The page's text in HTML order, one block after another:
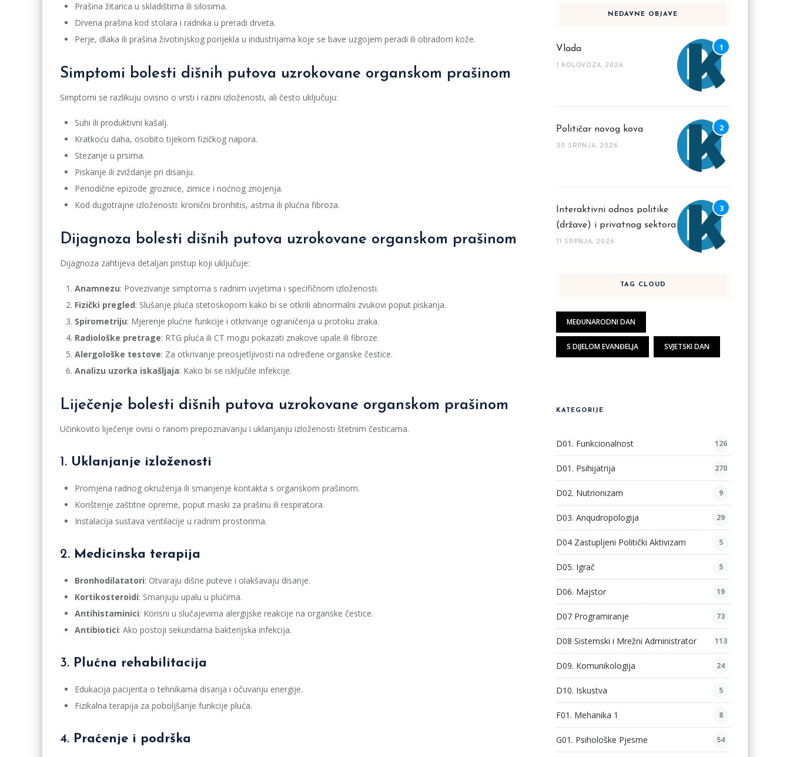
Prašina žitarica u skladištima ili silosima.
Drvena prašina kod stolara i radnika u preradi drveta.
Perje, dlaka ili prašina životinjskog porijekla u industrijama koje se bave uzgojem peradi ili obradom kože.
Simptomi bolesti dišnih putova uzrokovane organskom prašinom
Simptomi se razlikuju ovisno o vrsti i razini izloženosti, ali često uključuju:
Suhi ili produktivni kašalj.
Kratkoću daha, osobito tijekom fizičkog napora.
Stezanje u prsima.
Piskanje ili zviždanje pri disanju.
Periodične epizode groznice, zimice i noćnog znojenja.
Kod dugotrajne izloženosti: kronični bronhitis, astma ili plućna fibroza.
Dijagnoza bolesti dišnih putova uzrokovane organskom prašinom
Dijagnoza zahtijeva detaljan pristup koji uključuje:
Anamnezu: Povezivanje simptoma s radnim uvjetima i specifičnom izloženosti.
Fizički pregled: Slušanje pluća stetoskopom kako bi se otkrili abnormalni zvukovi poput piskanja.
Spirometriju: Mjerenje plućne funkcije i otkrivanje ograničenja u protoku zraka.
Radiološke pretrage: RTG pluća ili CT mogu pokazati znakove upale ili fibroze.
Alergološke testove: Za otkrivanje preosjetljivosti na određene organske čestice.
Analizu uzorka iskašljaja: Kako bi se isključile infekcije.
Liječenje bolesti dišnih putova uzrokovane organskom prašinom
Učinkovito liječenje ovisi o ranom prepoznavanju i uklanjanju izloženosti štetnim česticama.
1. Uklanjanje izloženosti
Promjena radnog okruženja ili smanjenje kontakta s organskom prašinom.
Korištenje zaštitne opreme, poput maski za prašinu ili respiratora.
Instalacija sustava ventilacije u radnim prostorima.
2. Medicinska terapija
Bronhodilatatori: Otvaraju dišne puteve i olakšavaju disanje.
Kortikosteroidi: Smanjuju upalu u plućima.
Antihistaminici: Korisni u slučajevima alergijske reakcije na organske čestice.
Antibiotici: Ako postoji sekundarna bakterijska infekcija.
3. Plućna rehabilitacija
Edukacija pacijenta o tehnikama disanja i očuvanju energije.
Fizikalna terapija za poboljšanje funkcije pluća.
4. Praćenje i podrška
NEDAVNE OBJAVE
Vlada
1 KOLOVOZA, 2026
Političar novog kova
30 SRPNJA, 2026
Interaktivni odnos politike
(države) i privatnog sektora
11 SRPNJA, 2026
TAG CLOUD
MEĐUNARODNI DAN
S DIJELOM EVANĐELJA SVJETSKI DAN
KATEGORIJE
D01. Funkcionalnost 126
D01. Psihijatrija 270
D02. Nutrionizam 9
D03. Anqudropologija 29
D04 Zastupljeni Politički Aktivizam 5
D05. Igrač 5
D06. Majstor 19
D07 Programiranje 73
D08 Sistemski i Mrežni Administrator 113
D09. Komunikologija 24
D10. Iskustva 5
F01. Mehanika 1 8
G01. Psihološke Pjesme 54